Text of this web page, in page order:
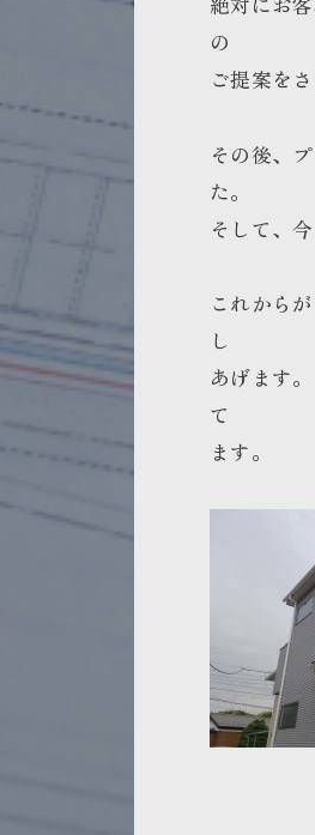
の
ご提案を
その後、
た。
そして、
これから
し
あげます
て
ます。